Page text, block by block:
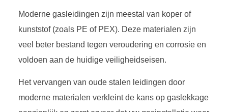
Moderne gasleidingen zijn meestal van koper of
kunststof (zoals PE of PEX). Deze materialen zijn
veel beter bestand tegen veroudering en corrosie en
voldoen aan de huidige veiligheidseisen.
Het vervangen van oude stalen leidingen door
moderne materialen verkleint de kans op gaslekkage